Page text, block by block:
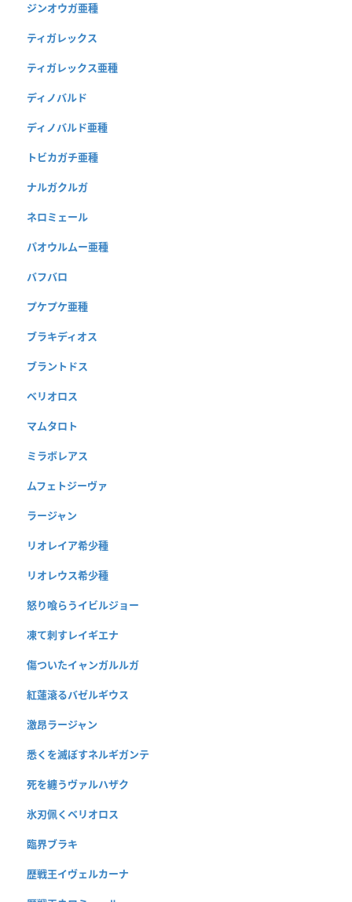
ジンオウガ亜種
ティガレックス
ティガレックス亜種
ディノバルド
ディノバルド亜種
トビカガチ亜種
ナルガクルガ
ネロミェール
パオウルムー亜種
バフバロ
プケプケ亜種
ブラキディオス
ブラントドス
ベリオロス
マムタロト
ミラボレアス
ムフェトジーヴァ
ラージャン
リオレイア希少種
リオレウス希少種
怒り喰らうイビルジョー
凍て刺すレイギエナ
傷ついたイャンガルルガ
紅蓮滾るバゼルギウス
激昂ラージャン
悉くを滅ぼすネルギガンテ
死を纏うヴァルハザク
氷刃佩くベリオロス
臨界ブラキ
歴戦王イヴェルカーナ